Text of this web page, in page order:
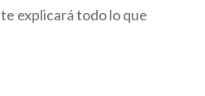
te explicará todo lo que